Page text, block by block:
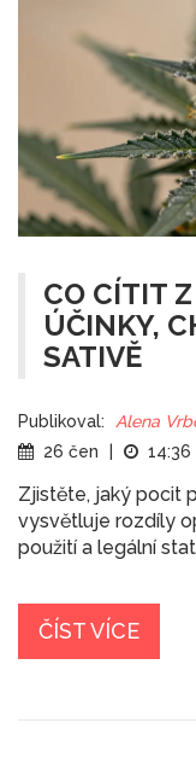
CO CÍTIT
ÚČINKY,
SATIVĚ
Publikoval: Alena
26 čen
14:36
Zjistěte, jaký pocit
vysvětluje rozdíly
použití a legální
ČÍST VÍCE